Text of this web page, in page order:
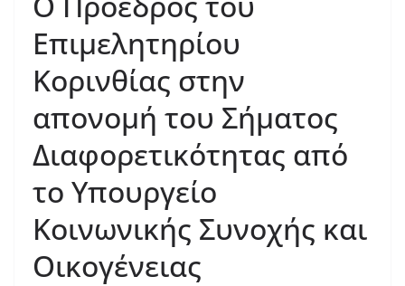
Επιμελητηρίου
Κορινθίας στην
απονομή του Σήματος
Διαφορετικότητας από
το Υπουργείο
Κοινωνικής Συνοχής και
Οικογένειας